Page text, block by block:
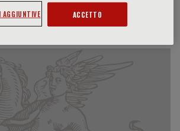
del relatore
AGGIUNTIVE ACCETTO